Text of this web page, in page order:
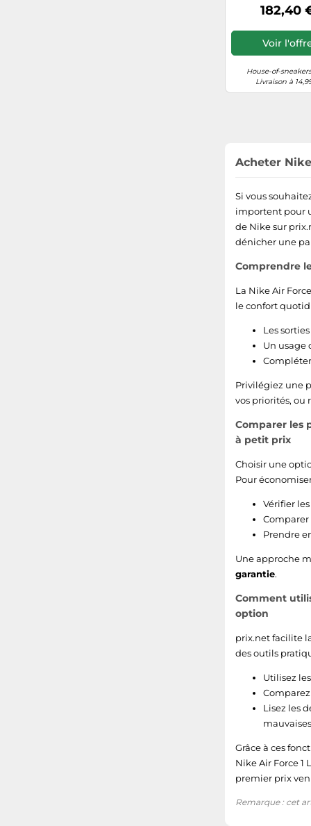
Light
182,40
Voir
House-of-
Livraison à
Acheter
Si vous
importent pour
de Nike sur
dénicher une
Comprendre
La Nike Air
le confort
Les
Un usage
Privilégiez une
vos priorités, ou
Comparer les
à petit prix
Choisir une
Pour
Vérifier
Prendre
Une approche
garantie.
Comment
option
prix.net facilite
des outils
Utilisez
Lisez les
Grâce à ces
Nike Air Force
premier prix
Remarque : cet